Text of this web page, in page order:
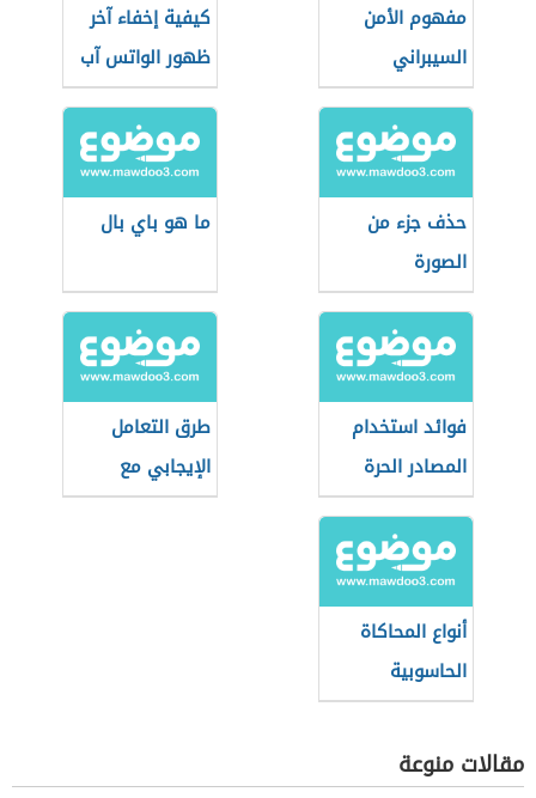
مفهوم الأمن
السيبراني
كيفية إخفاء آخر
ظهور الواتس آب
حذف جزء من
الصورة
ما هو باي بال
فوائد استخدام
المصادر الحرة
طرق التعامل
الإيجابي مع
وسائل الاتصال
أنواع المحاكاة
الحاسوبية
مقالات منوعة